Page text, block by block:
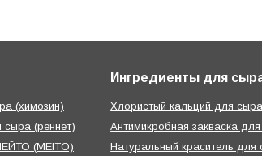
(химозин)
(реннет)
(MEITO)
Ингредиенты для
Хлористый кальций для сыра
Антимикробная закваска
Натуральный краситель для